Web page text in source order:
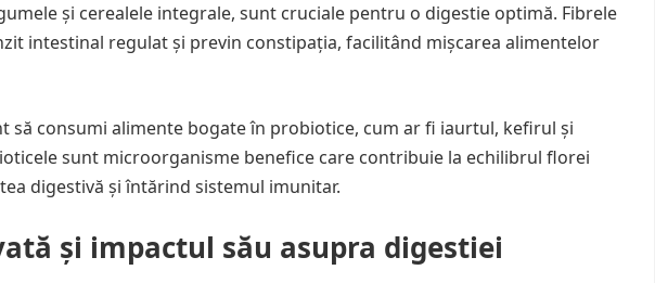
și cerealele integrale, sunt cruciale pentru o digestie optimă. Fibrele
intestinal regulat și previn constipația, facilitând mișcarea alimentelor
să consumi alimente bogate în probiotice, cum ar fi iaurtul, kefirul și
sunt microorganisme benefice care contribuie la echilibrul florei
digestivă și întărind sistemul imunitar.
și impactul său asupra digestiei